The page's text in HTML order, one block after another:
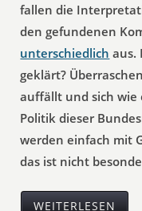
fallen die
den gefundenen
unterschiedlich aus.
geklärt?
auffällt und sich wie
Politik dieser
werden einfach mit
das ist nicht
WEITERLESEN